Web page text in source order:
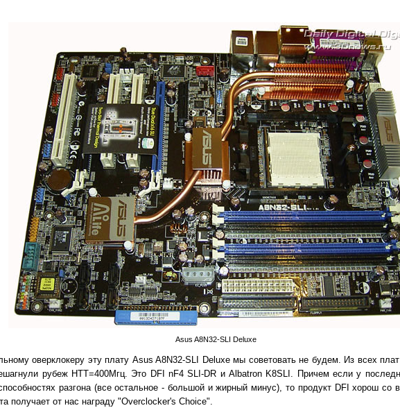
Asus A8N32-SLI Deluxe
оверклокеру эту плату Asus A8N32-SLI Deluxe мы советовать не будем. Из всех
рубеж HTT=400Мгц. Это DFI nF4 SLI-DR и Albatron K8SLI. Причем если у
разгона (все остальное - большой и жирный минус), то продукт DFI хорош со
получает от нас награду "Overclocker's Choice".